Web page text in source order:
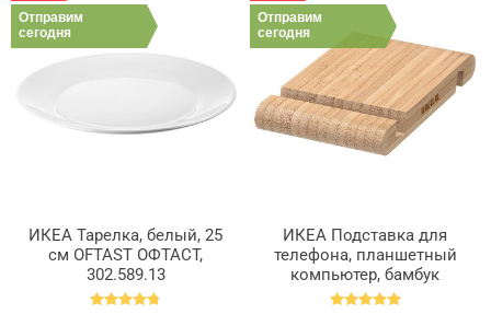
Отправим
сегодня
ИКЕА Тарелка, белый, 25
см OFTAST ОФТАСТ,
302.589.13
Отправим
сегодня
ИКЕА Подставка для
телефона, планшетный
компьютер, бамбук
BERGENES БЕРГЕНЕС,